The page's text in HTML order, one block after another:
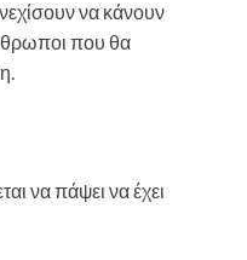
να κάνουν
που θα
να πάψει να έχει